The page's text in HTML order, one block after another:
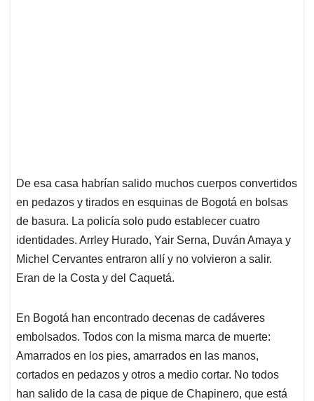
De esa casa habrían salido muchos cuerpos convertidos
en pedazos y tirados en esquinas de Bogotá en bolsas
de basura. La policía solo pudo establecer cuatro
identidades. Arrley Hurado, Yair Serna, Duván Amaya y
Michel Cervantes entraron allí y no volvieron a salir.
Eran de la Costa y del Caquetá.
En Bogotá han encontrado decenas de cadáveres
embolsados. Todos con la misma marca de muerte:
Amarrados en los pies, amarrados en las manos,
cortados en pedazos y otros a medio cortar. No todos
han salido de la casa de pique de Chapinero, que está